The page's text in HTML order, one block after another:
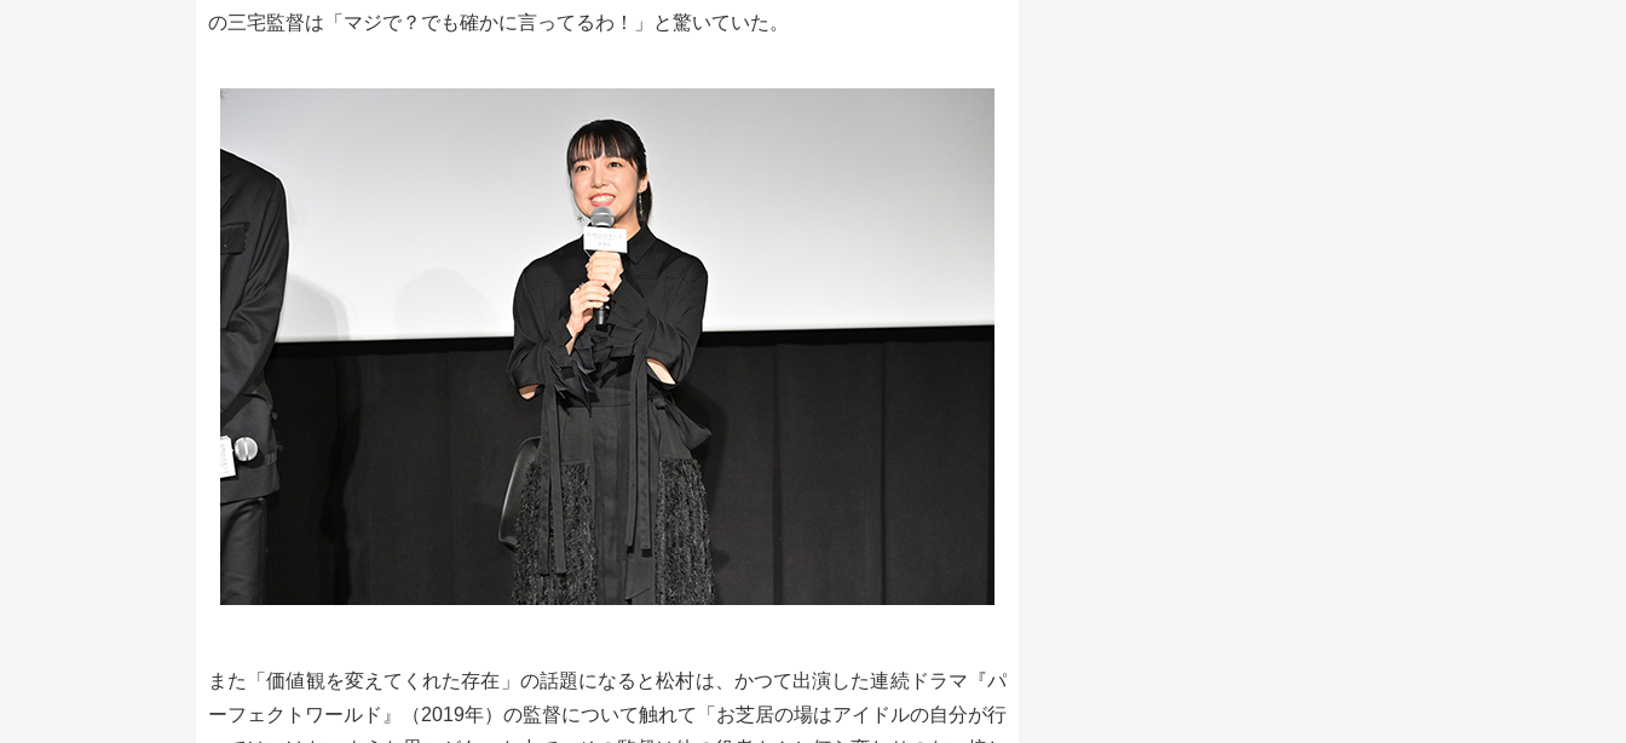
の三宅監督は「マジで？でも確かに言ってるわ！」と驚いていた。
また「価値観を変えてくれた存在」の話題になると松村は、かつて出演した連続ドラマ『パ
ーフェクトワールド』（2019年）の監督について触れて「お芝居の場はアイドルの自分が行